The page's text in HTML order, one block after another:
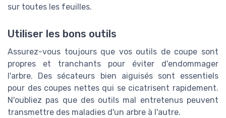
sur toutes les feuilles.
Utiliser les bons outils
Assurez-vous toujours que vos outils de coupe sont
propres et tranchants pour éviter d'endommager
l'arbre. Des sécateurs bien aiguisés sont essentiels
pour des coupes nettes qui se cicatrisent rapidement.
N'oubliez pas que des outils mal entretenus peuvent
transmettre des maladies d'un arbre à l'autre.